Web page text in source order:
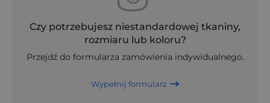
Czy potrzebujesz niestandardowej tkaniny,
rozmiaru lub koloru?
Przejdź do formularza zamówienia indywidualnego.
Wypełnij formularz